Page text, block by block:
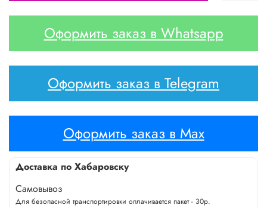
Оформить заказ в Whatsapp
Оформить заказ в Telegram
Оформить заказ в Max
Доставка по Хабаровску
Самовывоз
Для безопасной транспортировки оплачивается пакет - 30р.